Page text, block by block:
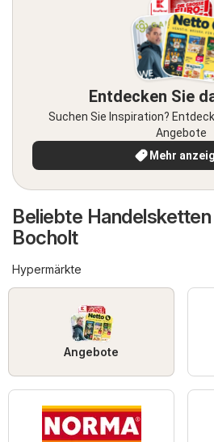
Entdecken Sie
Suchen Sie Inspiration?
Angebote
Mehr
Beliebte
Bocholt
Hypermärkte
Angebote